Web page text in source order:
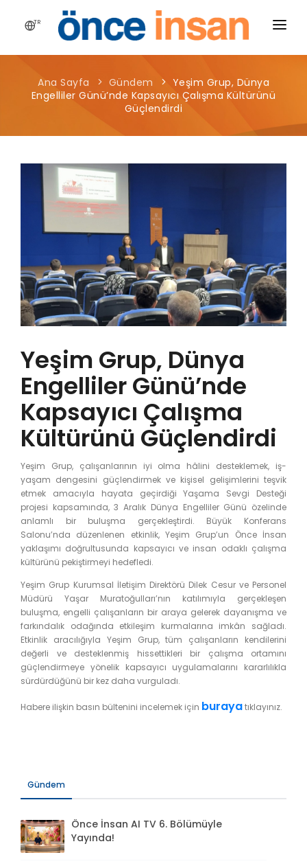
TR
HIKAYEMIZ
YAYINLARIMIZ
MEDYA
Ana Sayfa Gündem
Yeşim Grup, Dünya
Engelliler Günü’nde Kapsayıcı Çalışma Kültürünü
Güçlendirdi
Yeşim Grup, Dünya
Engelliler Günü’nde
Kapsayıcı Çalışma
Kültürünü Güçlendirdi
Yeşim Grup, çalışanlarının iyi olma hâlini desteklemek, iş-
yaşam dengesini güçlendirmek ve kişisel gelişimlerini teşvik
etmek amacıyla hayata geçirdiği Yaşama Sevgi Desteği
projesi kapsamında, 3 Aralık Dünya Engelliler Günü özelinde
anlamlı bir buluşma gerçekleştirdi. Büyük Konferans
Salonu’nda düzenlenen etkinlik, Yeşim Grup’un Önce İnsan
yaklaşımı doğrultusunda kapsayıcı ve insan odaklı çalışma
kültürünü pekiştirmeyi hedefledi.
Yeşim Grup Kurumsal İletişim Direktörü Dilek Cesur ve Personel
Müdürü Yaşar Muratoğulları’nın katılımıyla gerçekleşen
buluşma, engelli çalışanların bir araya gelerek dayanışma ve
farkındalık odağında etkileşim kurmalarına imkân sağladı.
Etkinlik aracılığıyla Yeşim Grup, tüm çalışanların kendilerini
değerli ve desteklenmiş hissettikleri bir çalışma ortamını
güçlendirmeye yönelik kapsayıcı uygulamalarını kararlılıkla
sürdürdüğünü bir kez daha vurguladı.
Habere ilişkin basın bültenini incelemek için burayatıklayınız.
Gündem
Önce İnsan AI TV 6. Bölümüyle
Yayında!